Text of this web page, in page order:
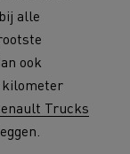
alle
ook
kilometer
Trucks